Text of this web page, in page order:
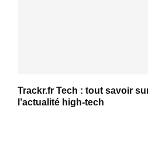
Trackr.fr Tech : tout savoir
l’actualité high-tech